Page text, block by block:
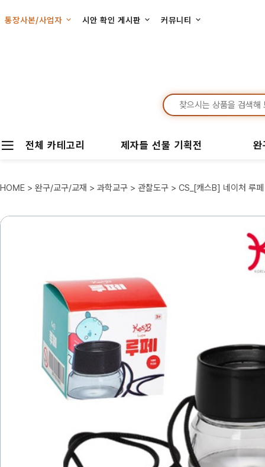
통장사본/사업자 시안 확인 게시판 커뮤니티
전체 카테고리 제자들 선물 기획전
HOME > 완구/교구/교재 > 과학교구 > 관찰도구 > CS_[캐스B] 네이처 루